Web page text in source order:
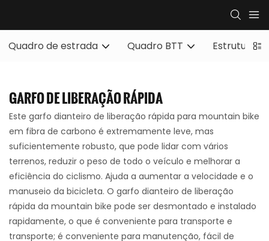
Quadro de estrada Quadro BTT Estrutura
GARFO DE LIBERAÇÃO RÁPIDA
Este garfo dianteiro de liberação rápida para mountain bike
em fibra de carbono é extremamente leve, mas
suficientemente robusto, que pode lidar com vários
terrenos, reduzir o peso de todo o veículo e melhorar a
eficiência do ciclismo. Ajuda a aumentar a velocidade e o
manuseio da bicicleta. O garfo dianteiro de liberação
rápida da mountain bike pode ser desmontado e instalado
rapidamente, o que é conveniente para transporte e
transporte; é conveniente para manutenção, fácil de